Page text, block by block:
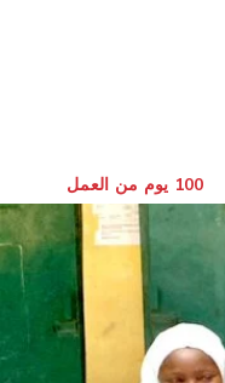
يوم من العمل ‎100